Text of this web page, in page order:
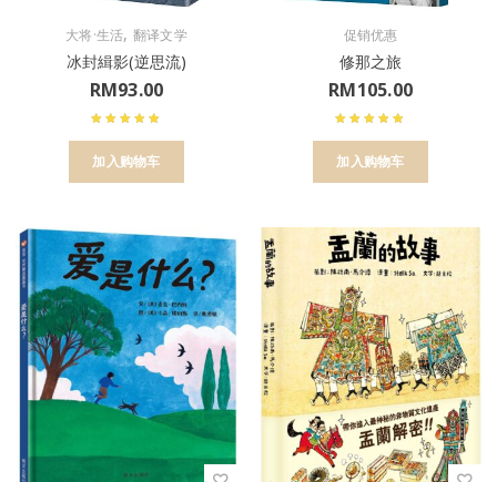
大将·生活, 翻译文学
冰封緝影(逆思流)
RM93.00
加入购物车
促销优惠
修那之旅
RM105.00
加入购物车